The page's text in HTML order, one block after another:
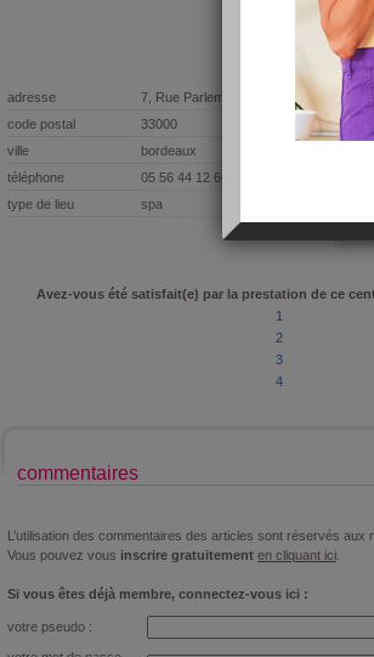
adresse
7, Rue Parlement Ste Catherine
code postal
33000
ville
bordeaux
téléphone
05 56 44 12 66‎
type de lieu
spa
Avez-vous été satisfait(e) par la prestation de ce
1
2
3
4
commentaires
L’utilisation des commentaires des articles sont réservés aux
Vous pouvez vous inscrire gratuitement en cliquant ici
Si vous êtes déjà membre, connectez-vous ici :
votre pseudo :